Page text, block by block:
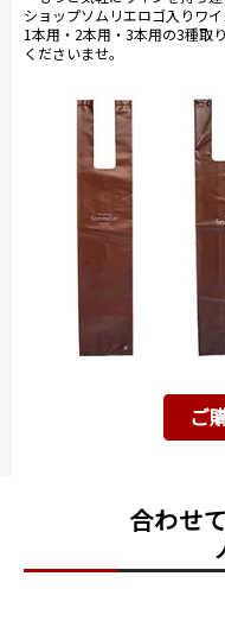
ショップソムリエロゴ入りワ
1本用・2本用・3本用の3種取
くださいませ。
ご
合わせ